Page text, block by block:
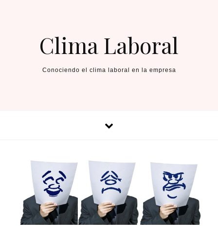
Clima Laboral
Conociendo el clima laboral en la empresa